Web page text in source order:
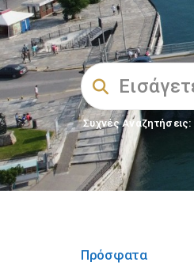
Συχνές Αναζητήσεις:
Πρόσφατα